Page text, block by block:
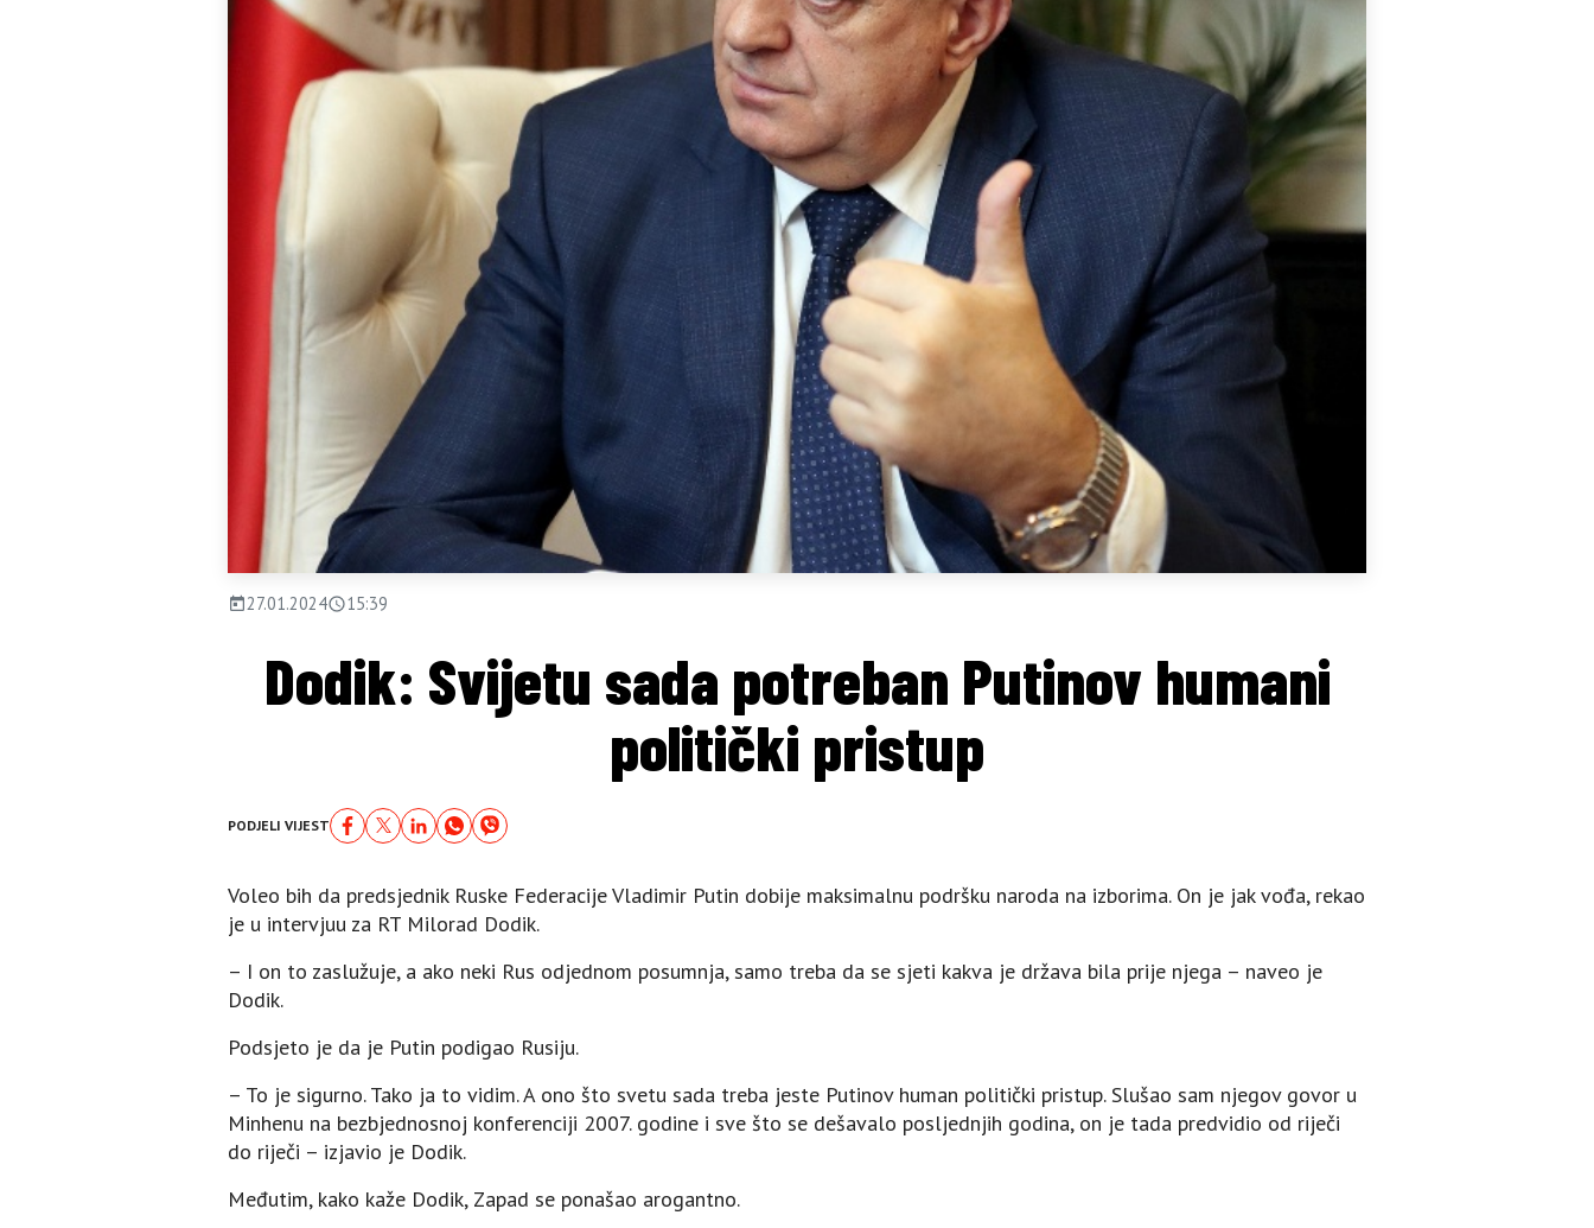
27.01.2024 15:39
Dodik: Svijetu sada potreban Putinov humani
politički pristup
PODJELI VIJEST
Voleo bih da predsjednik Ruske Federacije Vladimir Putin dobije maksimalnu podršku naroda na izborima. On je jak vođa, rekao
je u intervjuu za RT Milorad Dodik.
– I on to zaslužuje, a ako neki Rus odjednom posumnja, samo treba da se sjeti kakva je država bila prije njega – naveo je
Dodik.
Podsjeto je da je Putin podigao Rusiju.
– To je sigurno. Tako ja to vidim. A ono što svetu sada treba jeste Putinov human politički pristup. Slušao sam njegov govor u
Minhenu na bezbjednosnoj konferenciji 2007. godine i sve što se dešavalo posljednjih godina, on je tada predvidio od riječi
do riječi – izjavio je Dodik.
Međutim, kako kaže Dodik, Zapad se ponašao arogantno.